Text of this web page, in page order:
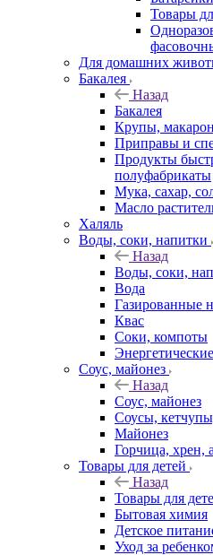
Товары
Для домашних
Бакалея
Назад
Бакалея
Крупы,
Приправы и
Продукты
полуфабрикаты
Мука, сахар,
Масло
Халяль
Воды, соки, напитки
Назад
Воды, соки,
Вода
Газированные
Квас
Соки, компоты
Соус, майонез
Назад
Соус, майонез
Соусы,
Майонез
Горчица, хрен,
Товары для детей
Назад
Товары для
Бытовая химия
Детское
Уход за